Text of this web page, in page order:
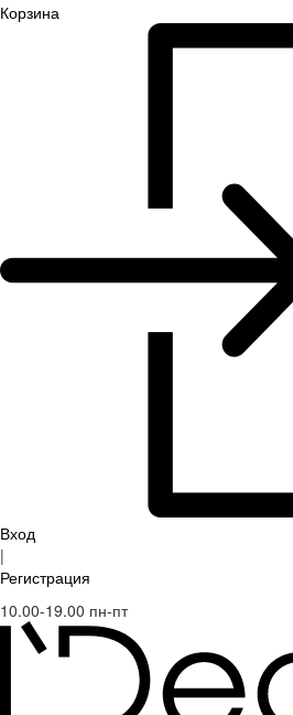
Корзина
Вход
|
Регистрация
10.00-19.00 пн-пт